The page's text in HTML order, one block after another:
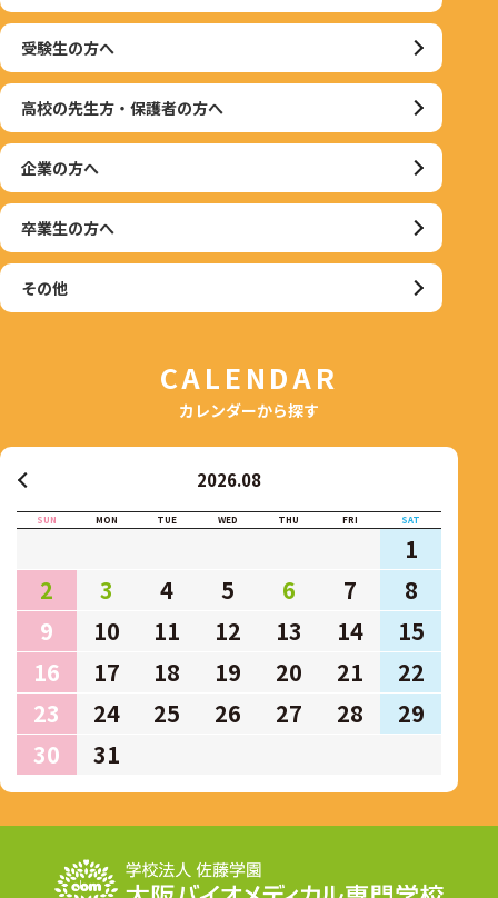
受験生の方へ
高校の先生方・保護者の方へ
企業の方へ
卒業生の方へ
その他
CALENDAR
カレンダーから探す
2026.08
SUN MON TUE WED THU FRI SAT
1
2
3 4 5 6 7
8
9
10 11 12 13 14
15
16
17 18 19 20 21
22
23
24 25 26 27 28
29
30
31